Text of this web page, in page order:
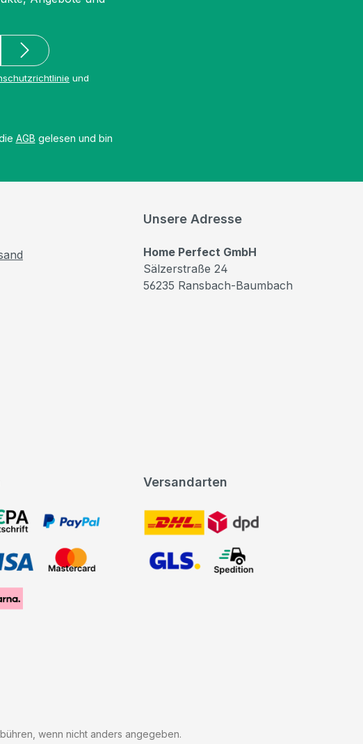
und
AGB gelesen und bin
PayPal
Versandarten
Unsere Adresse
Home Perfect GmbH
Sälzerstraße 24
56235 Ransbach-Baumbach
wenn nicht anders angegeben.